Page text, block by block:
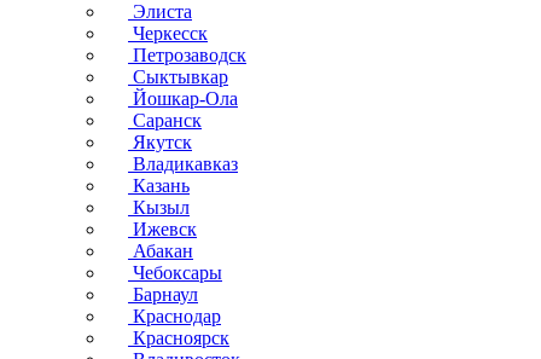
Элиста
Черкесск
Петрозаводск
Сыктывкар
Йошкар-Ола
Саранск
Якутск
Владикавказ
Казань
Кызыл
Ижевск
Абакан
Чебоксары
Барнаул
Краснодар
Красноярск